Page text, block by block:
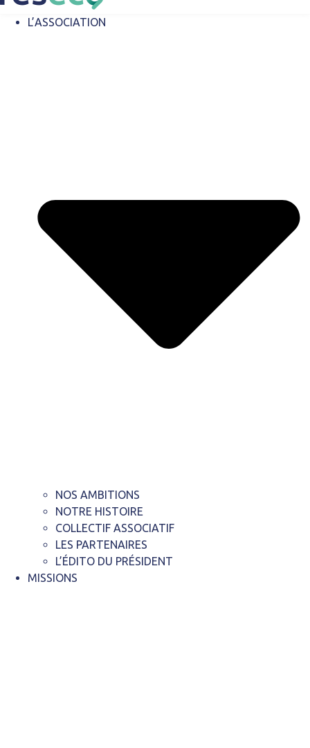
L’ASSOCIATION
NOS AMBITIONS
NOTRE HISTOIRE
COLLECTIF ASSOCIATIF
LES PARTENAIRES
L’ÉDITO DU PRÉSIDENT
MISSIONS